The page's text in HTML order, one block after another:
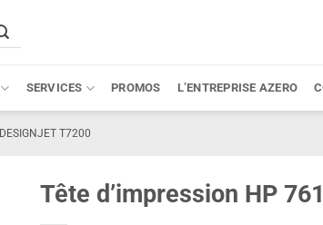
SERVICES PROMOS L’ENTREPRISE AZERO
DESIGNJET T7200
Tête d’impression HP